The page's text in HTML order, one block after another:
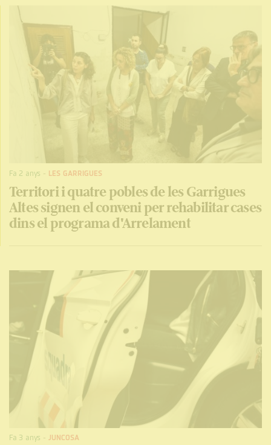
Fa 2 anys - LES GARRIGUES
Territori i quatre pobles de les Garrigues
Altes signen el conveni per rehabilitar cases
dins el programa d'Arrelament
Fa 3 anys -JUNCOSA